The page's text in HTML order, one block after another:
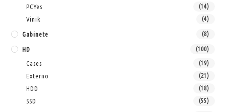
PCYes (14)
Vinik (4)
Gabinete (8)
HD (100)
Cases (19)
Externo (21)
HDD (18)
SSD (55)